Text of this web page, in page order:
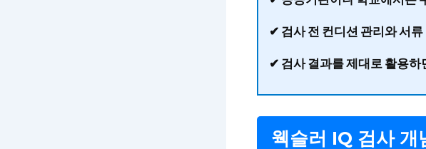
✔ 검사 전 컨디션 관리와 서
✔ 검사 결과를 제대로 활용하
웩슬러 IQ 검사 개